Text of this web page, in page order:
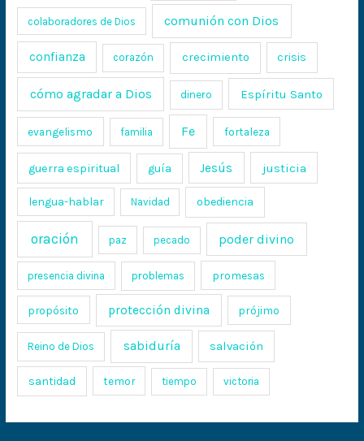
colaboradores de Dios comunión con Dios
confianza corazón crecimiento crisis
cómo agradar a Dios dinero Espíritu Santo
evangelismo familia Fe fortaleza
guerra espiritual guía Jesús justicia
lengua-hablar Navidad obediencia
oración paz pecado poder divino
presencia divina problemas promesas
propósito protección divina prójimo
Reino de Dios sabiduría salvación
santidad temor tiempo victoria